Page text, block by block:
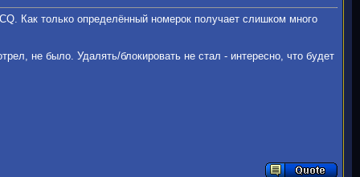
Как только определённый номерок получает слишком много
не было. Удалять/блокировать не стал - интересно, что будет